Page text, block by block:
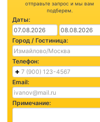
отправьте запрос и мы вам
подберем.
Даты:
Город / Гостиница:
Телефон:
Email:
Примечание: